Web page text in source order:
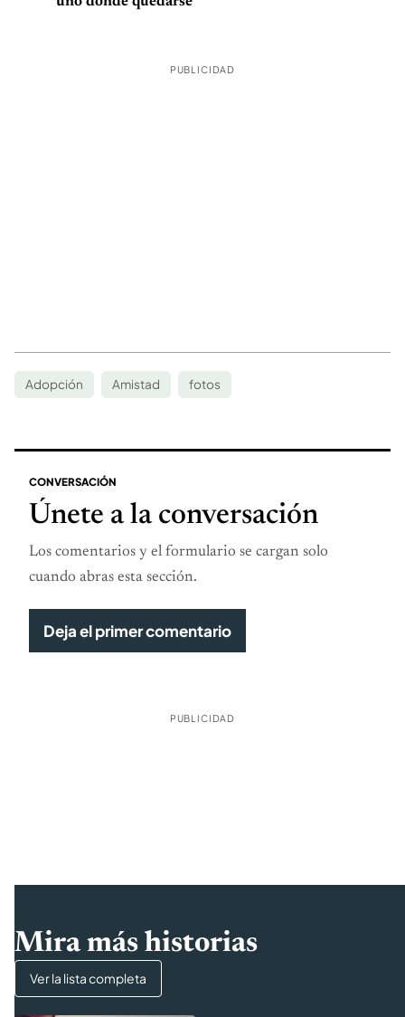
PUBLICIDAD
Adopción Amistad fotos
CONVERSACIÓN
Únete a la conversación
Los comentarios y el formulario se cargan solo
cuando abras esta sección.
Deja el primer comentario
PUBLICIDAD
Mira más historias
Ver la lista completa